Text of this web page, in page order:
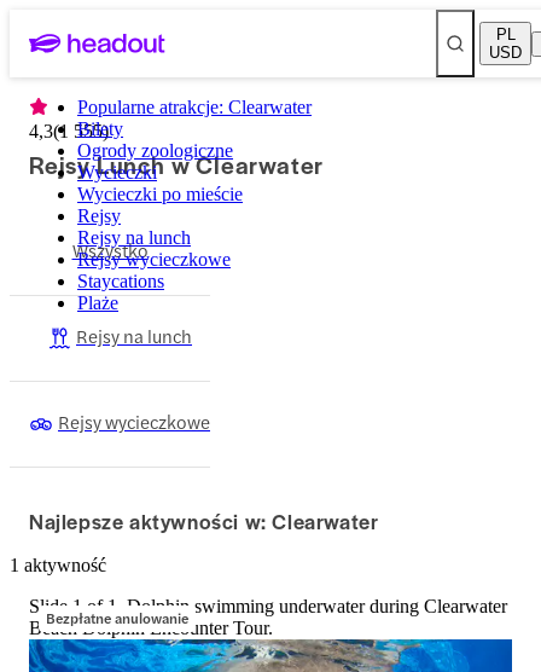
PL
USD
Popularne atrakcje: Clearwater
Bilety
Ogrody zoologiczne
Wycieczki
Wycieczki po mieście
Rejsy
Rejsy na lunch
Rejsy wycieczkowe
Staycations
Plaże
4,3(1 555)
Rejsy Lunch w Clearwater
Wszystko
Rejsy na lunch
Rejsy wycieczkowe
Najlepsze aktywności w: Clearwater
1 aktywność
Bezpłatne anulowanie
Slide 1 of 1, Dolphin swimming underwater during Clearwater
Beach Dolphin Encounter Tour.